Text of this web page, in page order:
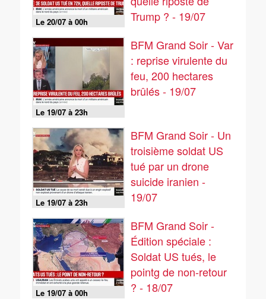
Le 20/07 à 00h
Trump ? - 19/07
Le 19/07 à 23h
BFM Grand Soir - Var
: reprise virulente du
feu, 200 hectares
brûlés - 19/07
Le 19/07 à 23h
BFM Grand Soir - Un
troisième soldat US
tué par un drone
suicide iranien -
19/07
Le 19/07 à 00h
BFM Grand Soir -
Édition spéciale :
Soldat US tués, le
pointg de non-retour
? - 18/07